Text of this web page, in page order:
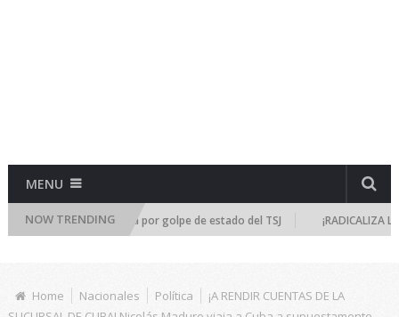
MENU
NOW TRENDING
de emergencia por golpe de estado del TSJ ¡RADICALIZA LA
Home Nacionales Política
¡A RENDIR CUENTAS DE LA